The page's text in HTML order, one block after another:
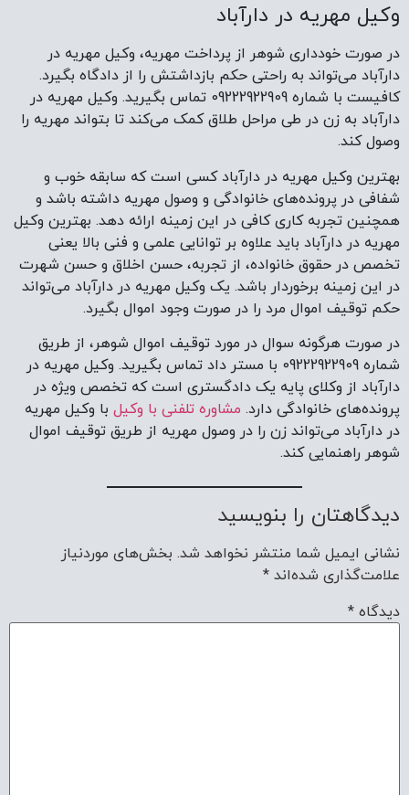
وکیل مهریه در دارآباد
در صورت خودداری شوهر از پرداخت مهریه، وکیل مهریه در
دارآباد می‌تواند به راحتی حکم بازداشتش را از دادگاه بگیرد.
کافیست با شماره 09222922909 تماس بگیرید. وکیل مهریه در
دارآباد به زن در طی مراحل طلاق کمک می‌کند تا بتواند مهریه را
وصول کند.
بهترین وکیل مهریه در دارآباد کسی است که سابقه خوب و
شفافی در پرونده‌های خانوادگی و وصول مهریه داشته باشد و
همچنین تجربه کاری کافی در این زمینه ارائه دهد. بهترین وکیل
مهریه در دارآباد باید علاوه بر توانایی علمی و فنی بالا یعنی
تخصص در حقوق خانواده، از تجربه، حسن اخلاق و حسن شهرت
در این زمینه برخوردار باشد. یک وکیل مهریه در دارآباد می‌تواند
حکم توقیف اموال مرد را در صورت وجود اموال بگیرد.
در صورت هرگونه سوال در مورد توقیف اموال شوهر، از طریق
شماره 09222922909 با مستر داد تماس بگیرید. وکیل مهریه در
دارآباد از وکلای پایه یک دادگستری است که تخصص ویژه در
پرونده‌های خانوادگی دارد. مشاوره تلفنی با وکیل با وکیل مهریه
در دارآباد می‌تواند زن را در وصول مهریه از طریق توقیف اموال
شوهر راهنمایی کند.
دیدگاهتان را بنویسید
نشانی ایمیل شما منتشر نخواهد شد. بخش‌های موردنیاز
علامت‌گذاری شده‌اند *
دیدگاه *